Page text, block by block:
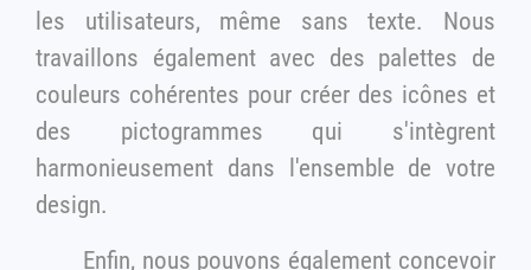
les utilisateurs, même sans texte. Nous
travaillons également avec des palettes de
couleurs cohérentes pour créer des icônes et
des pictogrammes qui s'intègrent
harmonieusement dans l'ensemble de votre
design.
Enfin, nous pouvons également concevoir